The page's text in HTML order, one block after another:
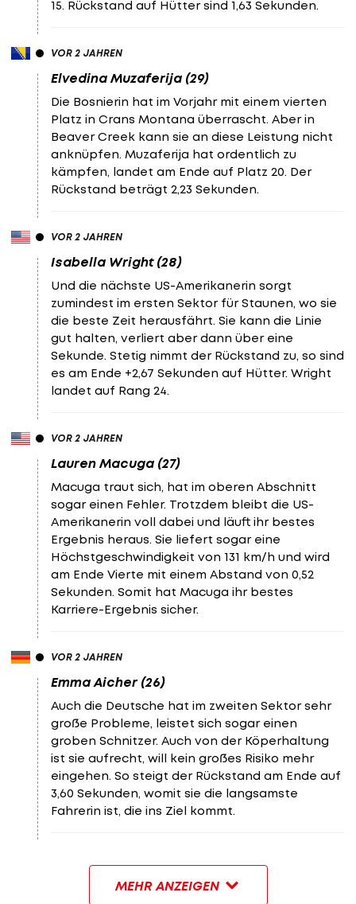
15. Rückstand auf Hütter sind 1,63 Sekunden.
VOR 2 JAHREN
Elvedina Muzaferija (29)
Die Bosnierin hat im Vorjahr mit einem vierten
Platz in Crans Montana überrascht. Aber in
Beaver Creek kann sie an diese Leistung nicht
anknüpfen. Muzaferija hat ordentlich zu
kämpfen, landet am Ende auf Platz 20. Der
Rückstand beträgt 2,23 Sekunden.
VOR 2 JAHREN
Isabella Wright (28)
Und die nächste US-Amerikanerin sorgt
zumindest im ersten Sektor für Staunen, wo sie
die beste Zeit herausfährt. Sie kann die Linie
gut halten, verliert aber dann über eine
Sekunde. Stetig nimmt der Rückstand zu, so sind
es am Ende +2,67 Sekunden auf Hütter. Wright
landet auf Rang 24.
VOR 2 JAHREN
Lauren Macuga (27)
Macuga traut sich, hat im oberen Abschnitt
sogar einen Fehler. Trotzdem bleibt die US-
Amerikanerin voll dabei und läuft ihr bestes
Ergebnis heraus. Sie liefert sogar eine
Höchstgeschwindigkeit von 131 km/h und wird
am Ende Vierte mit einem Abstand von 0,52
Sekunden. Somit hat Macuga ihr bestes
Karriere-Ergebnis sicher.
VOR 2 JAHREN
Emma Aicher (26)
Auch die Deutsche hat im zweiten Sektor sehr
große Probleme, leistet sich sogar einen
groben Schnitzer. Auch von der Köperhaltung
ist sie aufrecht, will kein großes Risiko mehr
eingehen. So steigt der Rückstand am Ende auf
3,60 Sekunden, womit sie die langsamste
Fahrerin ist, die ins Ziel kommt.
MEHR ANZEIGEN